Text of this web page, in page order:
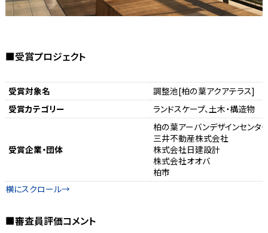
■受賞プロジェクト
受賞対象名
調整池[柏の葉アクアテラス]
受賞カテゴリー
ランドスケープ、土木・構造物
受賞企業・団体
柏の葉アーバンデザインセンタ
三井不動産株式会社
株式会社日建設計
株式会社オオバ
柏市
■審査員評価コメント